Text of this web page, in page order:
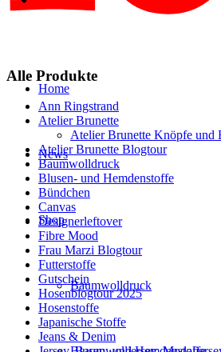
Home
News
Shop
Baumwolldruck
Alle Produkte
Ann Ringstrand
Atelier Brunette
Atelier Brunette Knöpfe und
Atelier Brunette Blogtour
Baumwolldruck
Blusen- und Hemdenstoffe
Bündchen
Canvas
Designerleftover
Fibre Mood
Frau Marzi Blogtour
Futterstoffe
Gutschein
Hosenblogtour 2025
Hosenstoffe
Japanische Stoffe
Jeans & Denim